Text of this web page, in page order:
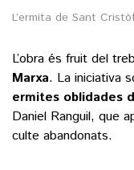
L’ermita de Sant
L’obra és fruit del
Marxa. La iniciativa
ermites oblidades
Daniel Ranguil, que
culte abandonats.